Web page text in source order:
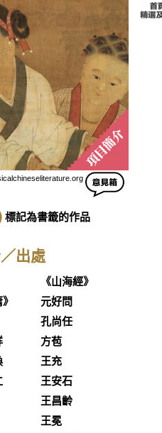
標記為書籤的作品
出處
《山海經》
元好問
孔尚任
方苞
王充
王安石
王昌齡
王冕